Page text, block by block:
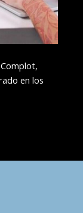
en los